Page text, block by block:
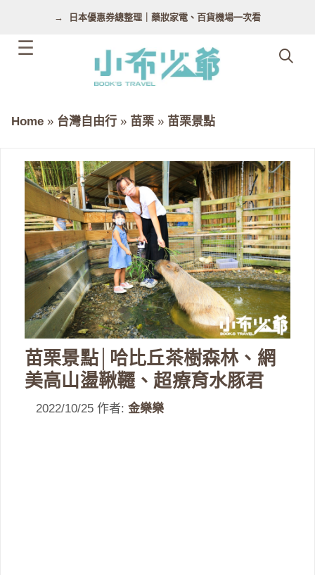
日本優惠券總整理｜藥妝家電、百貨機場一次看
Home » 台灣自由行 » 苗栗 » 苗栗景點
苗栗景點│哈比丘茶樹森林、網
美高山盪鞦韆、超療育水豚君
2022/10/25 作者: 金樂樂